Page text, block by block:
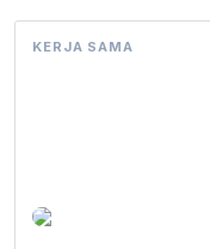
KERJA SAMA